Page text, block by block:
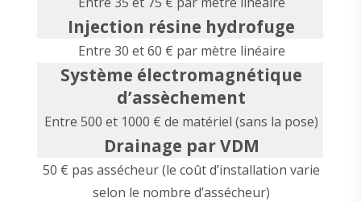
Injection résine hydrofuge
Entre 30 et 60 € par mètre linéaire
Système électromagnétique
d’assèchement
Entre 500 et 1000 € de matériel (sans la pose)
Drainage par VDM
50 € pas assécheur (le coût d’installation varie
selon le nombre d’assécheur)